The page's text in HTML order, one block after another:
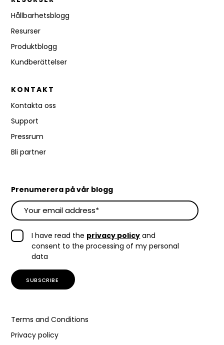
Hållbarhetsblogg
Resurser
Produktblogg
Kundberättelser
KONTAKT
Kontakta oss
Support
Pressrum
Bli partner
Prenumerera på vår blogg
I have read the privacy policy and
consent to the processing of my personal
data
Terms and Conditions
Privacy policy